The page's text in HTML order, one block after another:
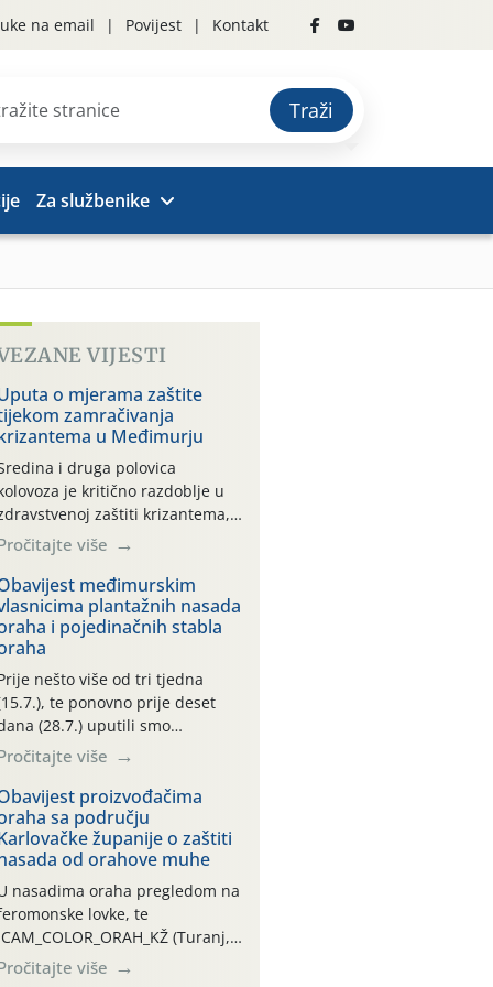
na email Povijest Kontakt
Traži
Za službenike
VIJESTI
o mjerama zaštite
zamračivanja
u Međimurju
i druga polovica
je kritično razdoblje u
zaštiti krizantema,
prije zamračivanja u proteklom
smo mjesecu tri puta upućivali
o preventivnim
zaštite krizantema od
uzročnika bolesti,
i fito-fagnih grinja (23.7.,
06.7.)! Na početku ovog
je zabilježeno je
i ekstremno vruće
razdoblje, uz
temperature […]
više
međimurskim
plantažnih nasada
i pojedinačnih stabla
nešto više od tri tjedna
te ponovno prije deset
(28.7.) uputili smo
vlasnicima plantažnih
nasada oraha i pojedinačnih
o početku leta i
potrebi usmjerenog
orahove muhe
completa)! Već
dana traje drugi
“toplinski udar”, koji
naročito izražen zadnja šest
(31.7.-05.8.), jer najviše
zraka svakodnevno
više
proizvođačima
sa području
županije o zaštiti
od orahove muhe
nasadima oraha pregledom na
lovke, te
CAM_COLOR_ORAH_KŽ (Turanj,
zabilježena je mala
više